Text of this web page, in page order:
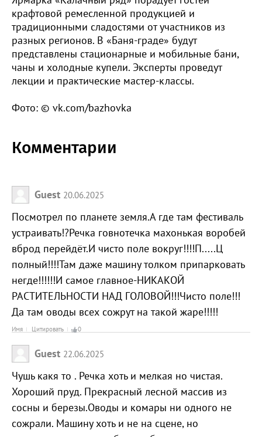
крафтовой ремесленной продукцией и
традиционными сладостями от участников из
разных регионов. В «Баня-граде» будут
представлены стационарные и мобильные бани,
чаны и холодные купели. Эксперты проведут
лекции и практические мастер-классы.
Фото: © vk.com/bazhovka
Комментарии
Guest 20.06.2025
Посмотрел по планете земля.А где там фестиваль
устраивать!?Речка говнотечка махонькая воробей
вброд перейдёт.И чисто поле вокруг!!!!П.....Ц
полный!!!!Там даже машину толком припарковать
негде!!!!!!И самое главное-НИКАКОЙ
РАСТИТЕЛЬНОСТИ НАД ГОЛОВОЙ!!!Чисто поле!!!
Да там оводы всех сожрут на такой жаре!!!!!
Имя Цитировать 0
Guest 22.06.2025
Чушь какя то . Речка хоть и мелкая но чистая.
Хороший пруд. Прекрасный лесной массив из
сосны и березы.Оводы и комары ни одного не
сожрали. Машину хоть и не на сцене, но